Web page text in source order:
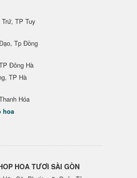
TP Tuy
Tp Đồng
Đông Hà
TP Hà
Hóa
hoa
HOA TƯƠI SÀI GÒN